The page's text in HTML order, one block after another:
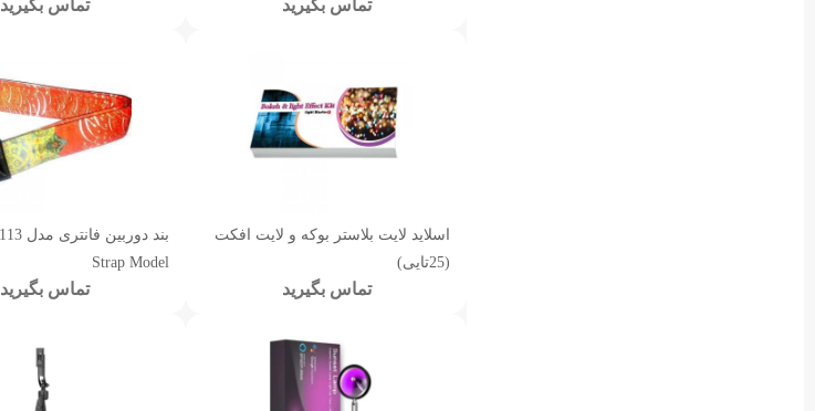
تماس بگیرید تماس بگیرید
اسلاید لایت بلاستر بوکه و لایت افکت
(25تایی)
تماس بگیرید
Strap Model
تماس بگیرید